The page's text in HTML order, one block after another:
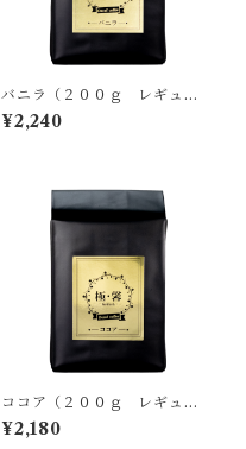
バニラ（２００ｇ レギュラ
ー）デカフェフレーバーコー
ヒー99.9%Cut / Brazil No.
¥2,240
ココア（２００ｇ レギュラ
ー）デカフェ フレーバーコー
ヒー99.9%Cut / Brazil No.
¥2,180